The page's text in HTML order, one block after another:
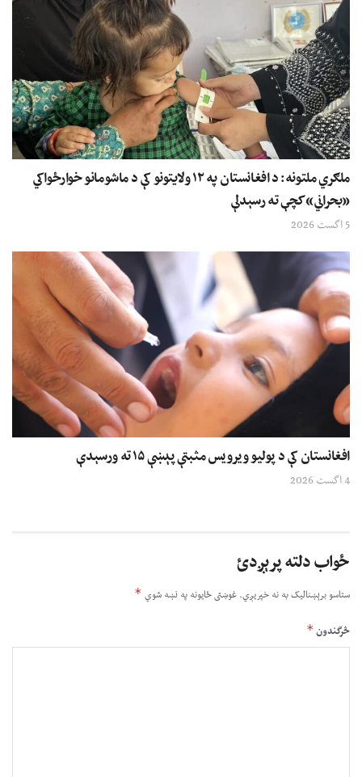
ملګري ملتونه: د افغانستان په ۱۲ ولایتونو کې د ماشومانو خوارځواکي
«بحراني» کچې ته رسېدلې
5 اگست 2026
افغانستان کې د پولیو ویرویس مثبتې پېښې ۱۵ ته ورسېدې
4 اگست 2026
ځواب دلته پرېږدئ
ستاسو برېښناليک به نه خپريږي.غوښتى ځایونه په نښه شوي *
څرگندون*